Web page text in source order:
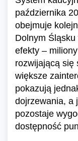
października
obejmuje
Dolnym
efekty –
rozwijającą się
większe
pokazują
dojrzewania, a
pozostaje
dostępność